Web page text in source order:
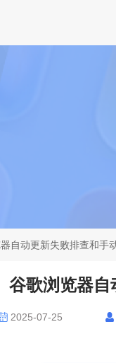
自动更新失败排查和手
谷歌浏览器自
2025-07-25